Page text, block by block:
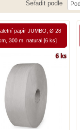
Seřadit podle
papír JUMBO, Ø 28
300 m, natural [6 ks]